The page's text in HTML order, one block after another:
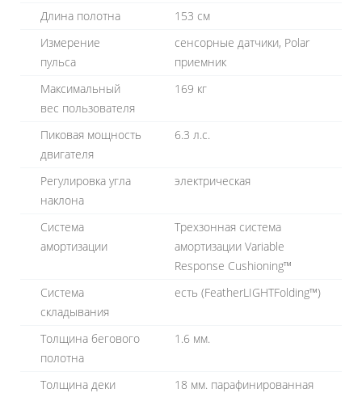
Длина полотна
153 см
Измерение
пульса
сенсорные датчики, Polar
приемник
Максимальный
вес пользователя
169 кг
Пиковая мощность
двигателя
6.3 л.с.
Регулировка угла
наклона
электрическая
Система
амортизации
Трехзонная система
амортизации Variable
Response Cushioning™
Система
складывания
есть (FeatherLIGHTFolding™)
Толщина бегового
полотна
1.6 мм.
Толщина деки
18 мм. парафинированная